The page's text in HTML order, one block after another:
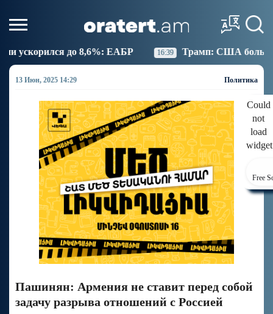
ЕАБР 16:39 Трамп: США больше не намерены вести
13 Июн, 2025 14:29 Политика
Could
not
load
Free
Пашинян: Армения не ставит перед собой
задачу разрыва отношений с Россией